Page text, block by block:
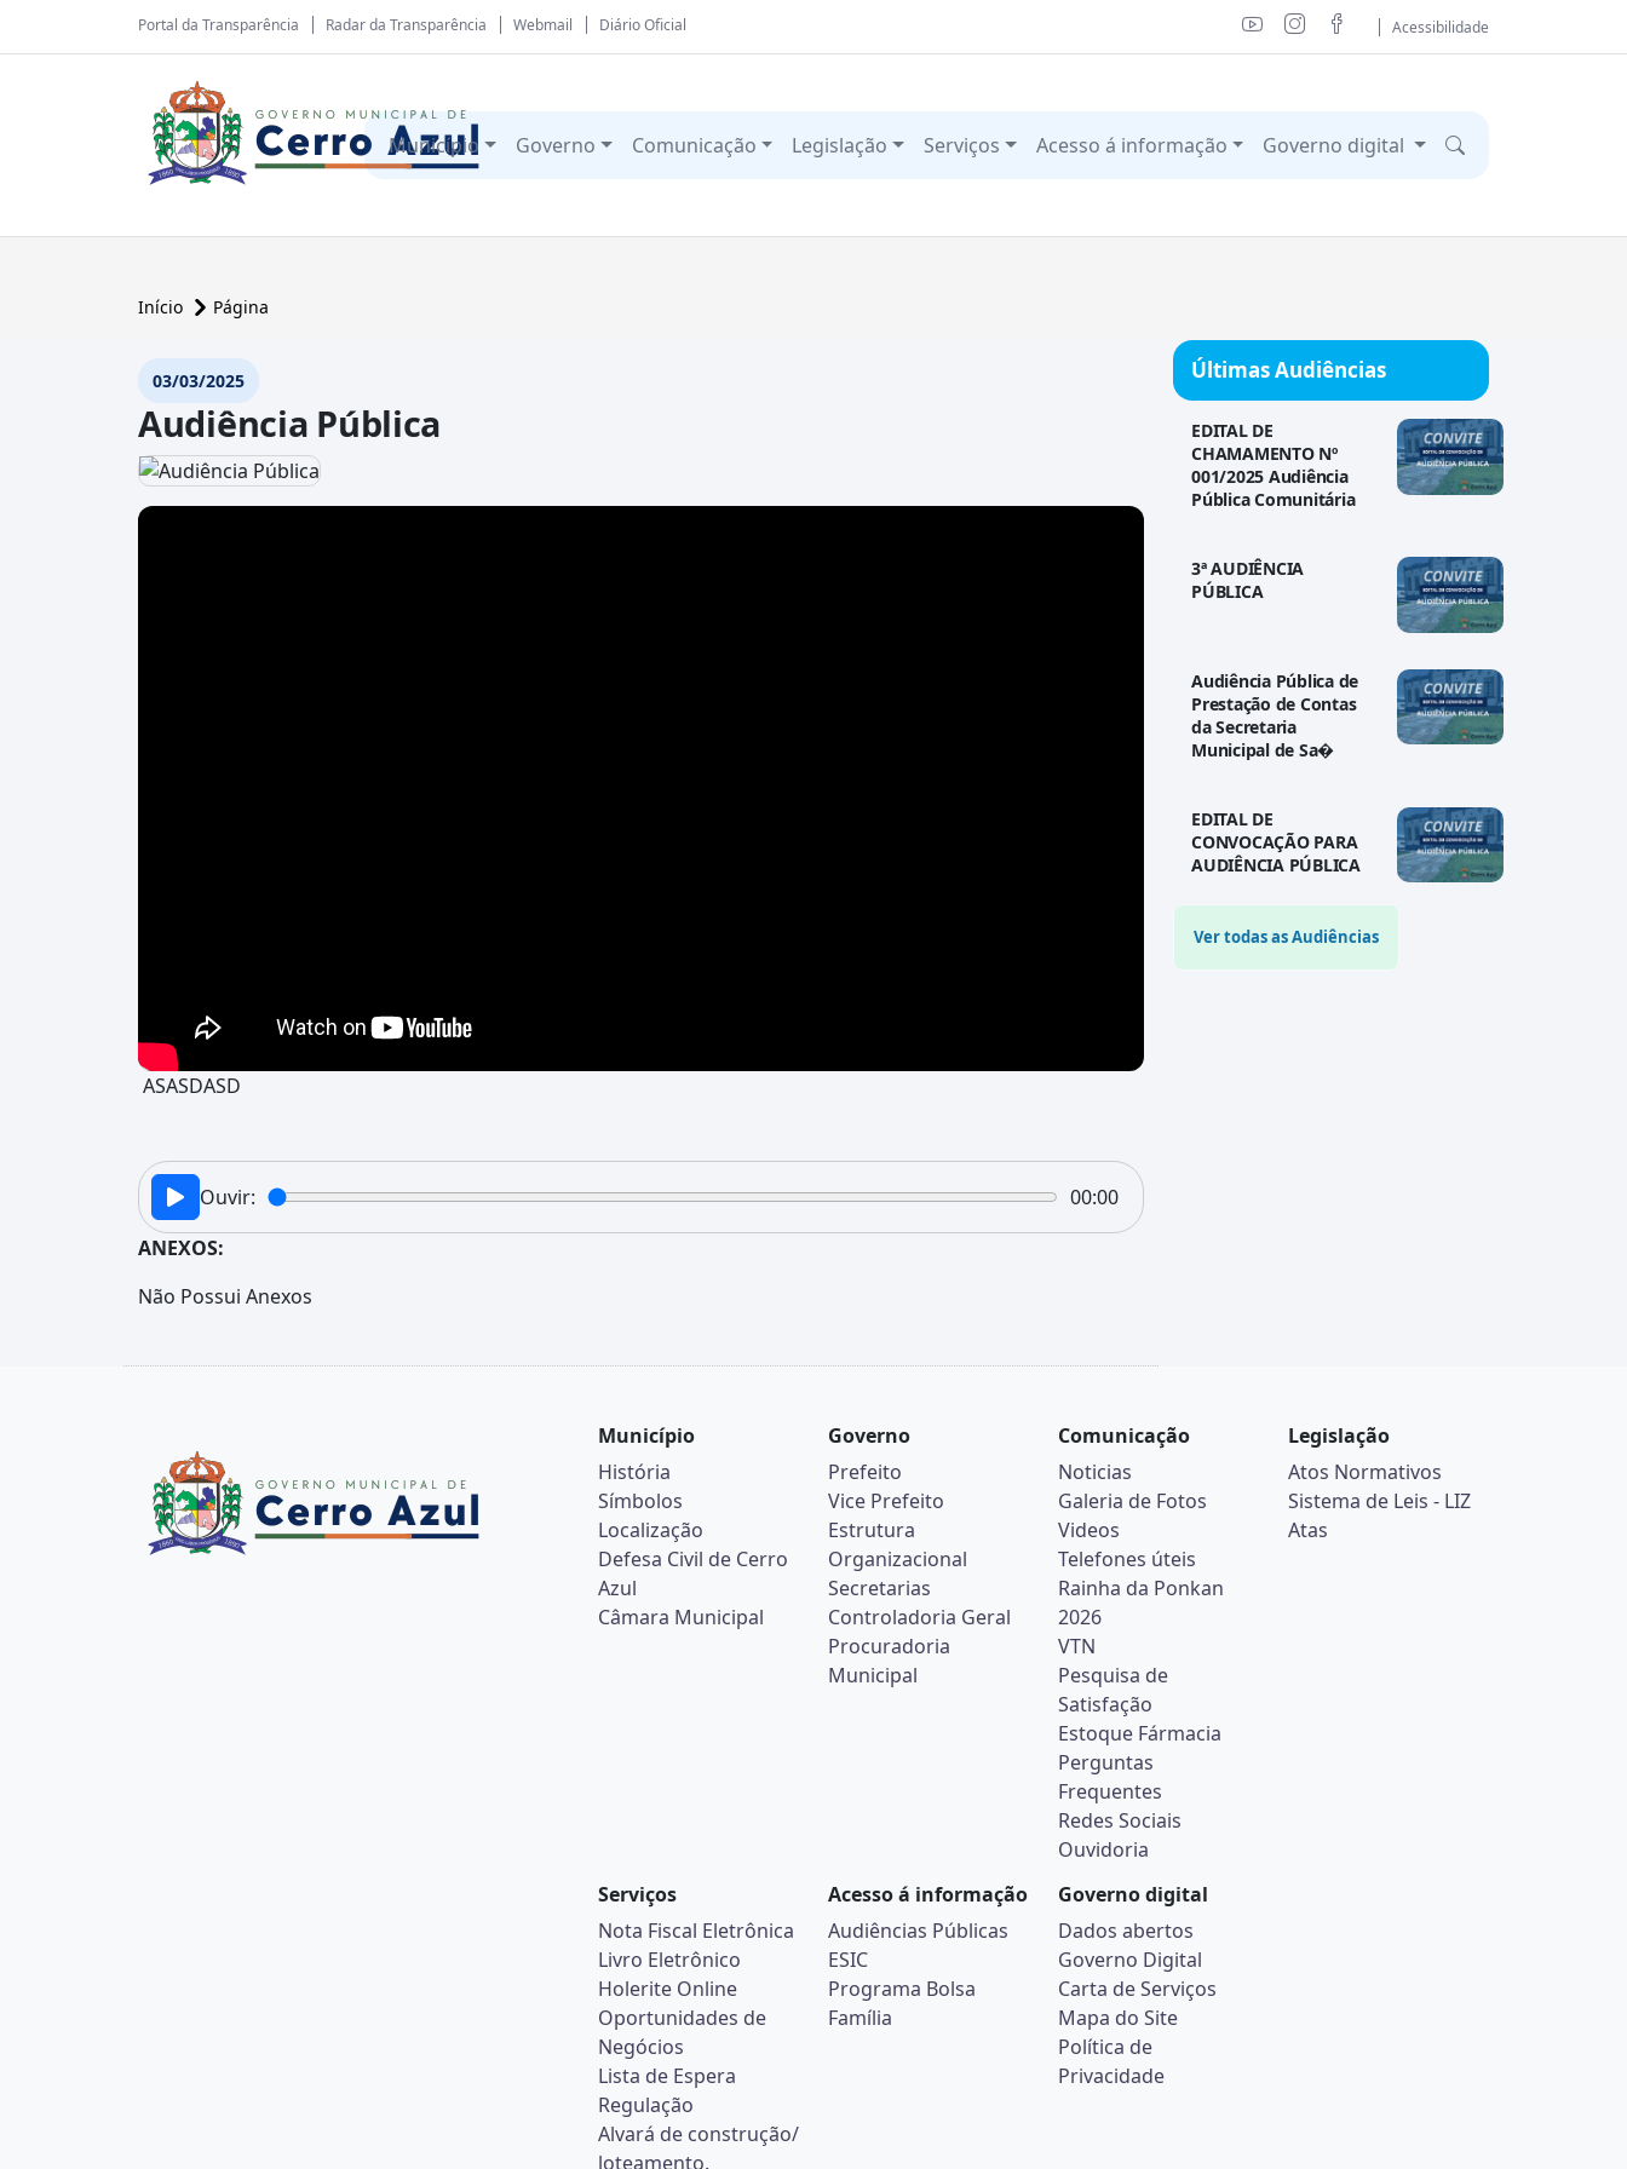
Portal da Transparência Radar da Transparência Webmail Diário Oficial Acessibilidade
Município Governo Comunicação Legislação Serviços Acesso á informação Governo digital
Início Página
03/03/2025
Audiência Pública
ASASDASD
Ouvir:
00:00
ANEXOS:
Não Possui Anexos
Últimas Audiências
EDITAL DE
CHAMAMENTO Nº
001/2025 Audiência
Pública Comunitária
3ª AUDIÊNCIA
PÚBLICA
Audiência Pública de
Prestação de Contas
da Secretaria
Municipal de Sa�
EDITAL DE
CONVOCAÇÃO PARA
AUDIÊNCIA PÚBLICA
Ver todas as Audiências
Município
História
Símbolos
Localização
Defesa Civil de Cerro
Azul
Câmara Municipal
Governo
Prefeito
Vice Prefeito
Estrutura
Organizacional
Secretarias
Controladoria Geral
Procuradoria
Municipal
Comunicação
Noticias
Galeria de Fotos
Videos
Telefones úteis
Rainha da Ponkan
2026
VTN
Pesquisa de
Satisfação
Estoque Fármacia
Perguntas
Frequentes
Redes Sociais
Ouvidoria
Legislação
Atos Normativos
Sistema de Leis - LIZ
Atas
Serviços
Nota Fiscal Eletrônica
Livro Eletrônico
Holerite Online
Oportunidades de
Negócios
Lista de Espera
Regulação
Alvará de construção/
loteamento.
Acesso á informação
Audiências Públicas
ESIC
Programa Bolsa
Família
Governo digital
Dados abertos
Governo Digital
Carta de Serviços
Mapa do Site
Política de
Privacidade